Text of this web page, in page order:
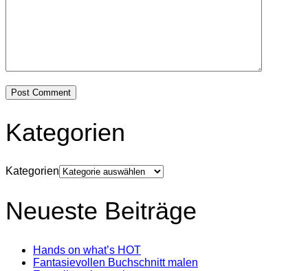
Kategorien
Kategorien
Neueste Beiträge
Hands on what’s HOT
Fantasievollen Buchschnitt malen